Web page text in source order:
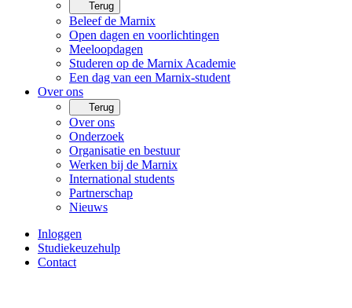
Terug
Beleef de Marnix
Open dagen en voorlichtingen
Meeloopdagen
Studeren op de Marnix Academie
Een dag van een Marnix-student
Over ons
Terug
Over ons
Onderzoek
Organisatie en bestuur
Werken bij de Marnix
International students
Partnerschap
Nieuws
Inloggen
Studiekeuzehulp
Contact